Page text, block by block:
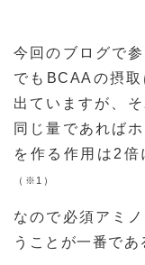
今回のブログで
でもBCAAの摂
出ていますが、
同じ量であれば
を作る作用は2
（※1）
なので必須アミ
うことが一番であ